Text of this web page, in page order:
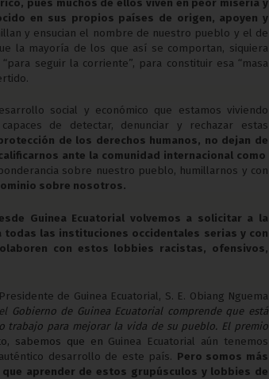
pues muchos de ellos viven en peor miseria y
en sus propios países de origen, apoyen y
y ensucian el nombre de nuestro pueblo y el de
la mayoría de los que así se comportan, siquiera
seguir la corriente”, para constituir esa “masa
social y económico que estamos viviendo
de detectar, denunciar y rechazar estas
de los derechos humanos, no dejan de
ante la comunidad internacional como
sobre nuestro pueblo, humillarnos y con
sobre nosotros.
Guinea Ecuatorial volvemos a solicitar a la
todas las instituciones occidentales serias y con
con estos lobbies racistas, ofensivos,
de Guinea Ecuatorial, S. E. Obiang Nguema
Gobierno de Guinea Ecuatorial comprende que está
trabajo para mejorar la vida de su pueblo. El premio
sabemos que en Guinea Ecuatorial aún tenemos
desarrollo de este país. Pero somos más
aprender de estos grupúsculos y lobbies de